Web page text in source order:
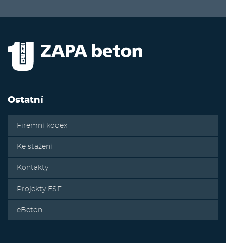
Ostatní
Firemní kodex
Ke stažení
Kontakty
Projekty ESF
eBeton